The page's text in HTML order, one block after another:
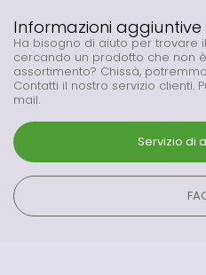
Informazioni aggiuntive
Ha bisogno di aiuto per trovare
cercando un prodotto che non
assortimento? Chissà,
Contatti il nostro servizio clienti.
mail.
Servizio di